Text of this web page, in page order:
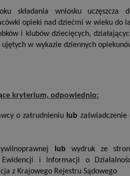
składania wniosku uczęszcza
opieki nad dziećmi w wieku do
i klubów dziecięcych,
w wykazie dziennych
kryterium, odpowiednio:
o zatrudnieniu lub zaświadczenie
lub wydruk ze
i Informacji o
z Krajowego Rejestru Sądowego